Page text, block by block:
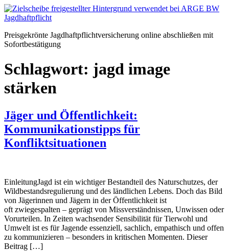
Zum
Inhalt
Preisgekrönte Jagdhaftpflichtversicherung online abschließen mit
Sofortbestätigung
Schlagwort: jagd image
stärken
Jäger und Öffentlichkeit:
Kommunikationstipps für
Konfliktsituationen
EinleitungJagd ist ein wichtiger Bestandteil des Naturschutzes, der
Wildbestandsregulierung und des ländlichen Lebens. Doch das Bild
von Jägerinnen und Jägern in der Öffentlichkeit ist
oft zwiegespalten – geprägt von Missverständnissen, Unwissen oder
Vorurteilen. In Zeiten wachsender Sensibilität für Tierwohl und
Umwelt ist es für Jagende essenziell, sachlich, empathisch und offen
zu kommunizieren – besonders in kritischen Momenten. Dieser
Beitrag […]